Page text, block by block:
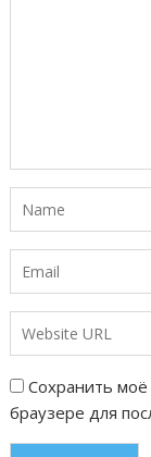
Сохранить моё
браузере для